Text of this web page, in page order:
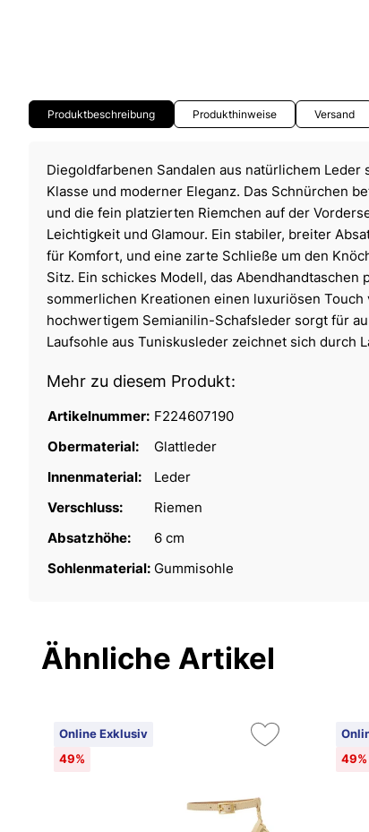
Produktbeschreibung Produkthinweise Versand
Diegoldfarbenen Sandalen aus natürlichem Leder
Klasse und moderner Eleganz. Das Schnürchen
und die fein platzierten Riemchen auf der
Leichtigkeit und Glamour. Ein stabiler, breiter
für Komfort, und eine zarte Schließe um den
Sitz. Ein schickes Modell, das Abendhandtaschen
sommerlichen Kreationen einen luxuriösen Touch
hochwertigem Semianilin-Schafsleder sorgt für
Laufsohle aus Tuniskusleder zeichnet sich durch
Mehr zu diesem Produkt:
Artikelnummer: F224607190
Obermaterial:
Glattleder
Innenmaterial:
Leder
Verschluss:
Riemen
Absatzhöhe:
6 cm
Sohlenmaterial: Gummisohle
Ähnliche Artikel
Online Exklusiv
49%
49%